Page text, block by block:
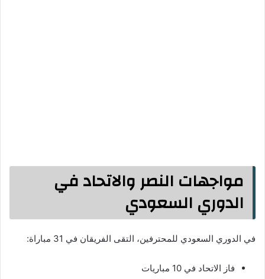
مواجهات النصر والاتحاد في
الدوري السعودي
في الدوري السعودي للمحترفين، التقى الفريقان في 31 مباراة:
فاز الاتحاد في 10 مباريات